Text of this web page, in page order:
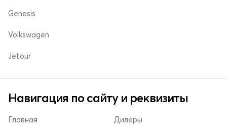
Genesis
Volkswagen
Jetour
Навигация по сайту и реквизиты
Главная Дилеры